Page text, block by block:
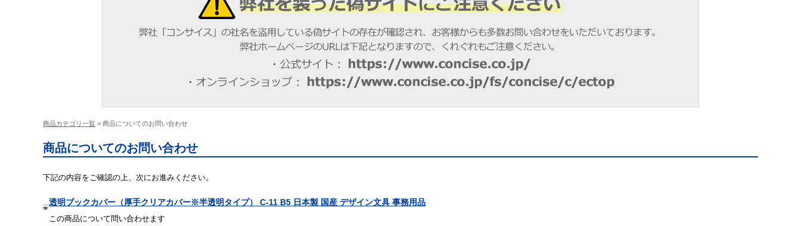
商品カテゴリ一覧 > 商品についてのお問い合わせ
商品についてのお問い合わせ
下記の内容をご確認の上、次にお進みください。
透明ブックカバー（厚手クリアカバー※半透明タイプ） C-11 B5 日本製 国産 デザイン文具 事務用品
この商品について問い合わせます